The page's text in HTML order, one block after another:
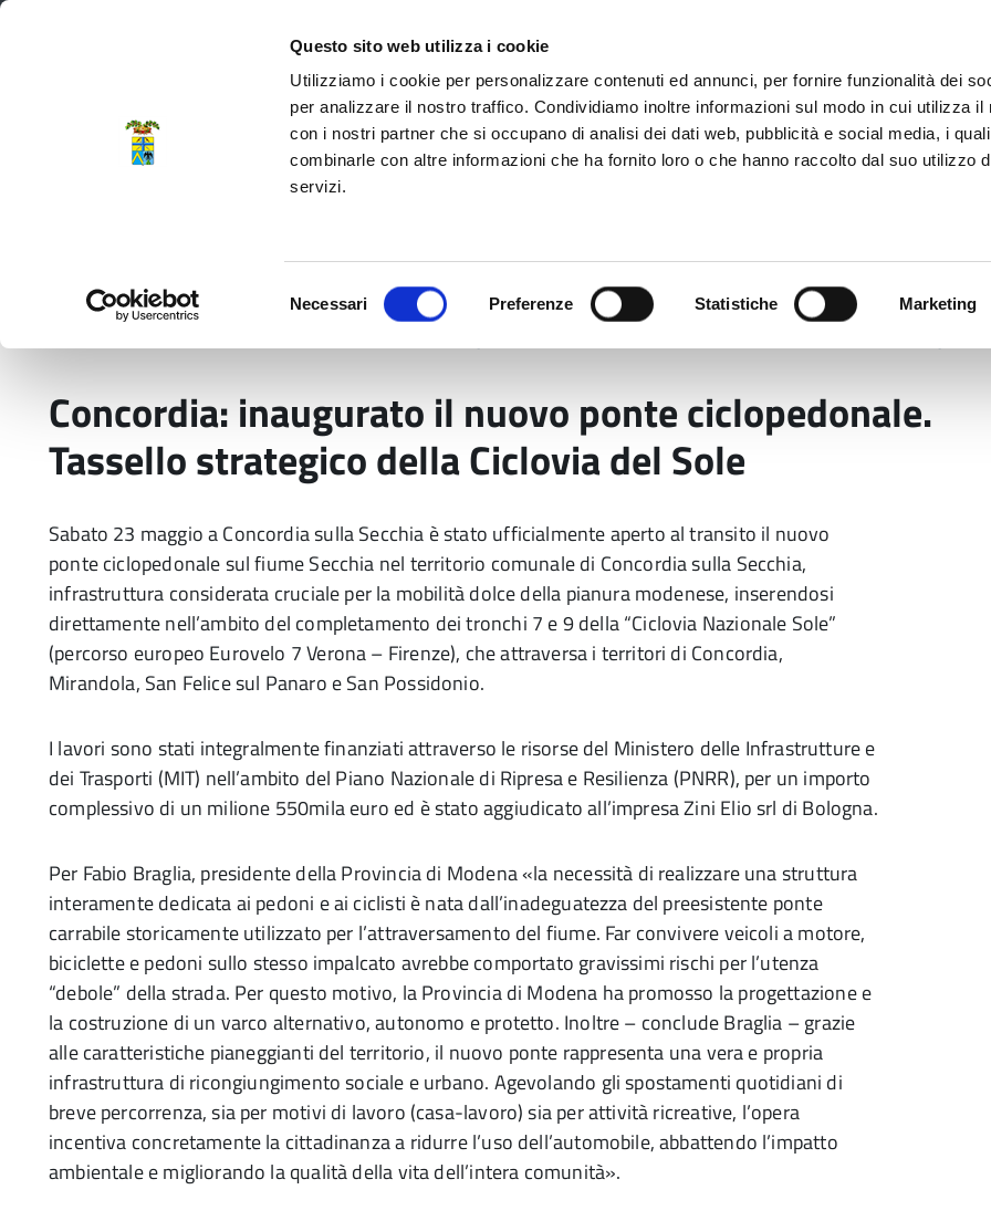
Questo sito web utilizza i cookie
Utilizziamo i cookie per personalizzare contenuti ed annunci, per fornire funzionalità dei
per analizzare il nostro traffico. Condividiamo inoltre informazioni sul modo in cui utilizza il
con i nostri partner che si occupano di analisi dei dati web, pubblicità e social media, i
combinarle con altre informazioni che ha fornito loro o che hanno raccolto dal suo utilizzo
servizi.
Necessari Preferenze Statistiche Marketing
Provincia di Modena
Concordia: inaugurato il nuovo ponte ciclopedonale.
Tassello strategico della Ciclovia del Sole
Sabato 23 maggio a Concordia sulla Secchia è stato ufficialmente aperto al transito il nuovo
ponte ciclopedonale sul fiume Secchia nel territorio comunale di Concordia sulla Secchia,
infrastruttura considerata cruciale per la mobilità dolce della pianura modenese, inserendosi
direttamente nell’ambito del completamento dei tronchi 7 e 9 della “Ciclovia Nazionale Sole”
(percorso europeo Eurovelo 7 Verona – Firenze), che attraversa i territori di Concordia,
Mirandola, San Felice sul Panaro e San Possidonio.
I lavori sono stati integralmente finanziati attraverso le risorse del Ministero delle Infrastrutture e
dei Trasporti (MIT) nell’ambito del Piano Nazionale di Ripresa e Resilienza (PNRR), per un importo
complessivo di un milione 550mila euro ed è stato aggiudicato all’impresa Zini Elio srl di Bologna.
Per Fabio Braglia, presidente della Provincia di Modena «la necessità di realizzare una struttura
interamente dedicata ai pedoni e ai ciclisti è nata dall’inadeguatezza del preesistente ponte
carrabile storicamente utilizzato per l’attraversamento del fiume. Far convivere veicoli a motore,
biciclette e pedoni sullo stesso impalcato avrebbe comportato gravissimi rischi per l’utenza
“debole” della strada. Per questo motivo, la Provincia di Modena ha promosso la progettazione e
la costruzione di un varco alternativo, autonomo e protetto. Inoltre – conclude Braglia – grazie
alle caratteristiche pianeggianti del territorio, il nuovo ponte rappresenta una vera e propria
infrastruttura di ricongiungimento sociale e urbano. Agevolando gli spostamenti quotidiani di
breve percorrenza, sia per motivi di lavoro (casa-lavoro) sia per attività ricreative, l’opera
incentiva concretamente la cittadinanza a ridurre l’uso dell’automobile, abbattendo l’impatto
ambientale e migliorando la qualità della vita dell’intera comunità».